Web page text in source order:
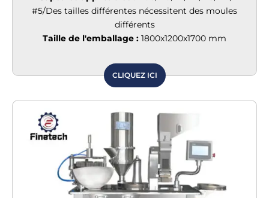
#5/Des tailles différentes nécessitent des moules
différents
Taille de l'emballage : 1800x1200x1700 mm
CLIQUEZ ICI